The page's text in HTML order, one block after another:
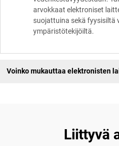
arvokkaat elektroniset
suojattuina sekä fyysisiltä
ympäristötekijöiltä.
Voinko mukauttaa elektronisten
Liittyvä